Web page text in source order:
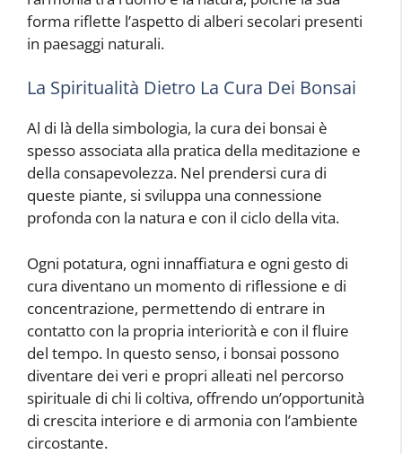
forma riflette l’aspetto di alberi secolari presenti
in paesaggi naturali.
La Spiritualità Dietro La Cura Dei Bonsai
Al di là della simbologia, la cura dei bonsai è
spesso associata alla pratica della meditazione e
della consapevolezza. Nel prendersi cura di
queste piante, si sviluppa una connessione
profonda con la natura e con il ciclo della vita.
Ogni potatura, ogni innaffiatura e ogni gesto di
cura diventano un momento di riflessione e di
concentrazione, permettendo di entrare in
contatto con la propria interiorità e con il fluire
del tempo. In questo senso, i bonsai possono
diventare dei veri e propri alleati nel percorso
spirituale di chi li coltiva, offrendo un’opportunità
di crescita interiore e di armonia con l’ambiente
circostante.